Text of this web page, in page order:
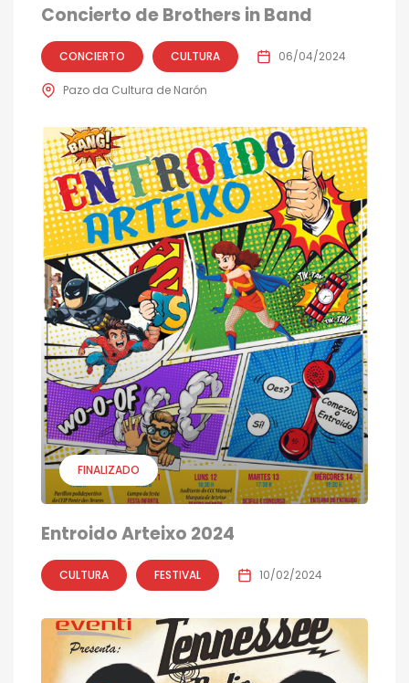
Concierto de Brothers in Band
CONCIERTO CULTURA 06/04/2024
Pazo da Cultura de Narón
FINALIZADO
Entroido Arteixo 2024
CULTURA FESTIVAL 10/02/2024